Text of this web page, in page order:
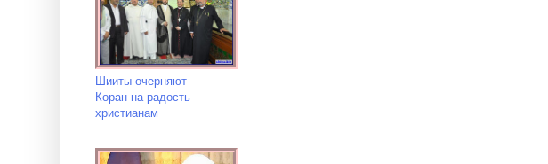
Шииты очерняют
Коран на радость
христианам